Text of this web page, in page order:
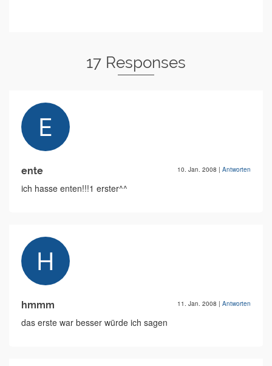
17 Responses
ente 10. Jan. 2008 | Antworten
ich hasse enten!!!1 erster^^
hmmm 11. Jan. 2008 | Antworten
das erste war besser würde ich sagen